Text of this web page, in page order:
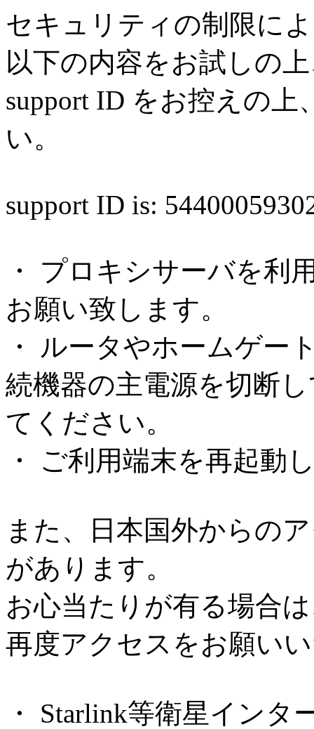
セキュリティの制限に
以下の内容をお試しの
support ID をお控えの
い。
support ID is:
・ プロキシサーバを利
お願い致します。
・ ルータやホームゲー
続機器の主電源を切断
てください。
・ ご利用端末を再起動
また、日本国外からの
があります。
お心当たりが有る場合
再度アクセスをお願い
・ Starlink等衛星イン